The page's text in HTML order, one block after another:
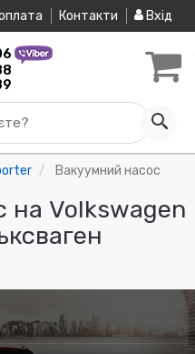
Контакти Вхід
Вакуумний насос
на Volkswagen